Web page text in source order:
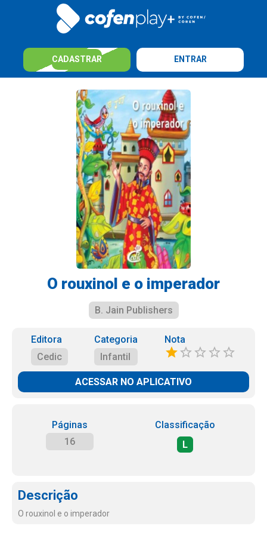
CADASTRAR ENTRAR
O rouxinol e o imperador
B. Jain Publishers
Editora
Cedic
Categoria
Infantil
Nota
ACESSAR NO APLICATIVO
Páginas
16
Classificação
L
Descrição
O rouxinol e o imperador